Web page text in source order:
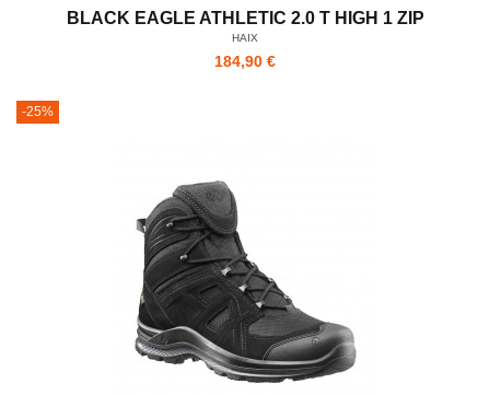
BLACK EAGLE ATHLETIC 2.0 T HIGH 1 ZIP
HAIX
184,90 €
-25%